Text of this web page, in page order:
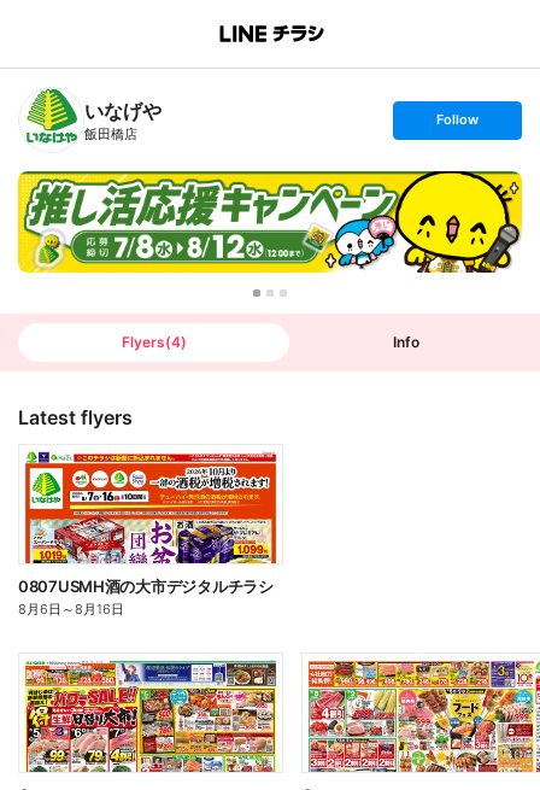
B
n
T
いなげや
飯田橋店
s
t
o
Follow
Flyers(4) Info
Latest flyers
0807USMH酒の大市デジタルチラシ
8月6日 ～8月16日